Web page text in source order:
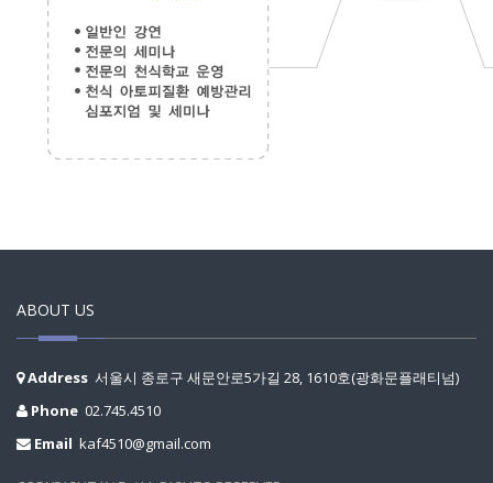
ABOUT US
Address 서울시 종로구 새문안로5가길 28, 1610호(광화문플래티넘)
Phone 02.745.4510
Email kaf4510@gmail.com